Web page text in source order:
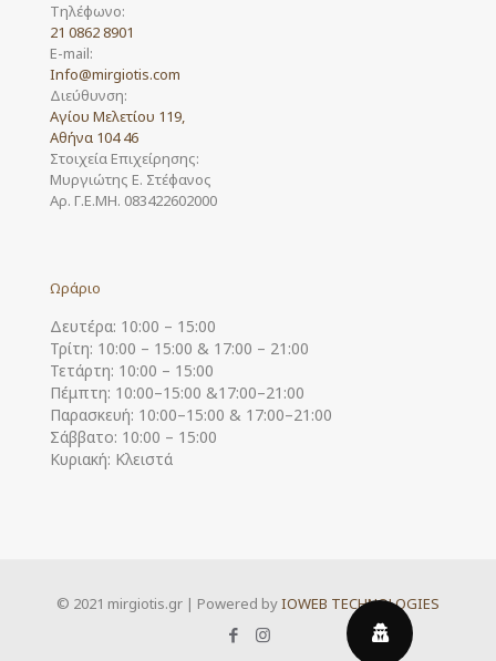
Τηλέφωνο:
21 0862 8901
E-mail:
Info@mirgiotis.com
Διεύθυνση:
Αγίου Μελετίου 119,
Αθήνα 104 46
Στοιχεία Επιχείρησης:
Μυργιώτης Ε. Στέφανος
Αρ. Γ.Ε.ΜΗ. 083422602000
Ωράριο
Δευτέρα: 10:00 – 15:00
Τρίτη: 10:00 – 15:00 & 17:00 – 21:00
Τετάρτη: 10:00 – 15:00
Πέμπτη: 10:00–15:00 &17:00–21:00
Παρασκευή: 10:00–15:00 & 17:00–21:00
Σάββατο: 10:00 – 15:00
Κυριακή: Κλειστά
© 2021 mirgiotis.gr | Powered byIOWEB TECHNOLOGIES